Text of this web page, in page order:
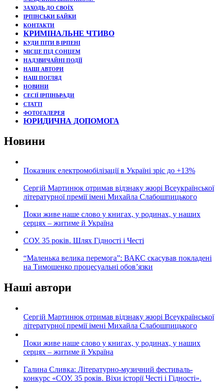
ЗАХОДЬ ДО СВОЇХ
ІРПІНСЬКИ БАЙКИ
КОНТАКТИ
КРИМІНАЛЬНЕ ЧТИВО
КУДИ ПІТИ В ІРПЕНІ
МІСЦЕ ПІД СОНЦЕМ
НАДЗВИЧАЙНІ ПОДЇЇ
НАШІ АВТОРИ
НАШ ПОГЛЯД
НОВИНИ
СЕСІЇ ІРПІНЬРАДИ
СТАТТІ
ФОТОГАЛЕРЕЯ
ЮРИДИЧНА ДОПОМОГА
Новини
Показник електромобілізації в Україні зріс до +13%
Сергій Мартинюк отримав відзнаку жюрі Всеукраїнської
літературної премії імені Михайла Слабошпицького
Поки живе наше слово у книгах, у родинах, у наших
серцях – житиме й Україна
СОУ. 35 років. Шлях Гідності і Честі
“Маленька велика перемога”: ВАКС скасував покладені
на Тимошенко процесуальні обов’язки
Наші автори
Сергій Мартинюк отримав відзнаку жюрі Всеукраїнської
літературної премії імені Михайла Слабошпицького
Поки живе наше слово у книгах, у родинах, у наших
серцях – житиме й Україна
Галина Сливка: Літературно-музичний фестиваль-
конкурс «СОУ. 35 років. Віхи історії Честі і Гідності».